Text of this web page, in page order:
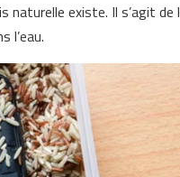
existe. Il s’agit de
l’eau.